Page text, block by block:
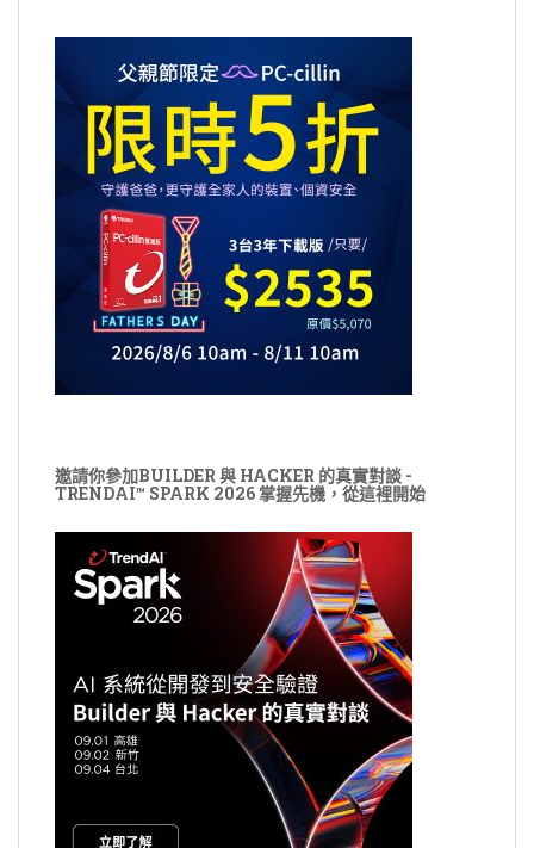
邀請你參加BUILDER 與 HACKER 的真實對談 -
TRENDAI™ SPARK 2026 掌握先機，從這裡開始